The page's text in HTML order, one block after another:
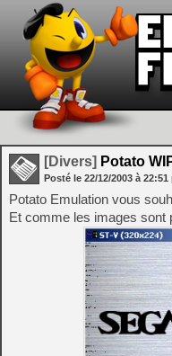
[Divers] Potato
Posté le 22/12/2003 à 22:51
Potato Emulation vous
Et comme les images sont